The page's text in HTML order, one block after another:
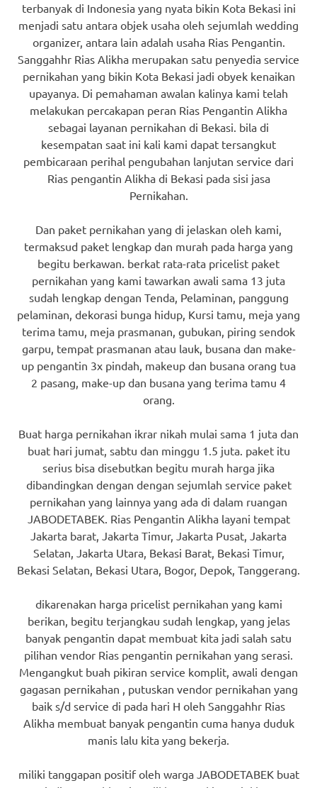
terbanyak di Indonesia yang nyata bikin Kota Bekasi ini
menjadi satu antara objek usaha oleh sejumlah wedding
organizer, antara lain adalah usaha Rias Pengantin.
Sanggahhr Rias Alikha merupakan satu penyedia service
pernikahan yang bikin Kota Bekasi jadi obyek kenaikan
upayanya. Di pemahaman awalan kalinya kami telah
melakukan percakapan peran Rias Pengantin Alikha
sebagai layanan pernikahan di Bekasi. bila di
kesempatan saat ini kali kami dapat tersangkut
pembicaraan perihal pengubahan lanjutan service dari
Rias pengantin Alikha di Bekasi pada sisi jasa
Pernikahan.
Dan paket pernikahan yang di jelaskan oleh kami,
termaksud paket lengkap dan murah pada harga yang
begitu berkawan. berkat rata-rata pricelist paket
pernikahan yang kami tawarkan awali sama 13 juta
sudah lengkap dengan Tenda, Pelaminan, panggung
pelaminan, dekorasi bunga hidup, Kursi tamu, meja yang
terima tamu, meja prasmanan, gubukan, piring sendok
garpu, tempat prasmanan atau lauk, busana dan make-
up pengantin 3x pindah, makeup dan busana orang tua
2 pasang, make-up dan busana yang terima tamu 4
orang.
Buat harga pernikahan ikrar nikah mulai sama 1 juta dan
buat hari jumat, sabtu dan minggu 1.5 juta. paket itu
serius bisa disebutkan begitu murah harga jika
dibandingkan dengan dengan sejumlah service paket
pernikahan yang lainnya yang ada di dalam ruangan
JABODETABEK. Rias Pengantin Alikha layani tempat
Jakarta barat, Jakarta Timur, Jakarta Pusat, Jakarta
Selatan, Jakarta Utara, Bekasi Barat, Bekasi Timur,
Bekasi Selatan, Bekasi Utara, Bogor, Depok, Tanggerang.
dikarenakan harga pricelist pernikahan yang kami
berikan, begitu terjangkau sudah lengkap, yang jelas
banyak pengantin dapat membuat kita jadi salah satu
pilihan vendor Rias pengantin pernikahan yang serasi.
Mengangkut buah pikiran service komplit, awali dengan
gagasan pernikahan , putuskan vendor pernikahan yang
baik s/d service di pada hari H oleh Sanggahhr Rias
Alikha membuat banyak pengantin cuma hanya duduk
manis lalu kita yang bekerja.
miliki tanggapan positif oleh warga JABODETABEK buat